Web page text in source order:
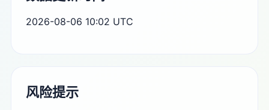
2026-08-06 10:02 UTC
风险提示